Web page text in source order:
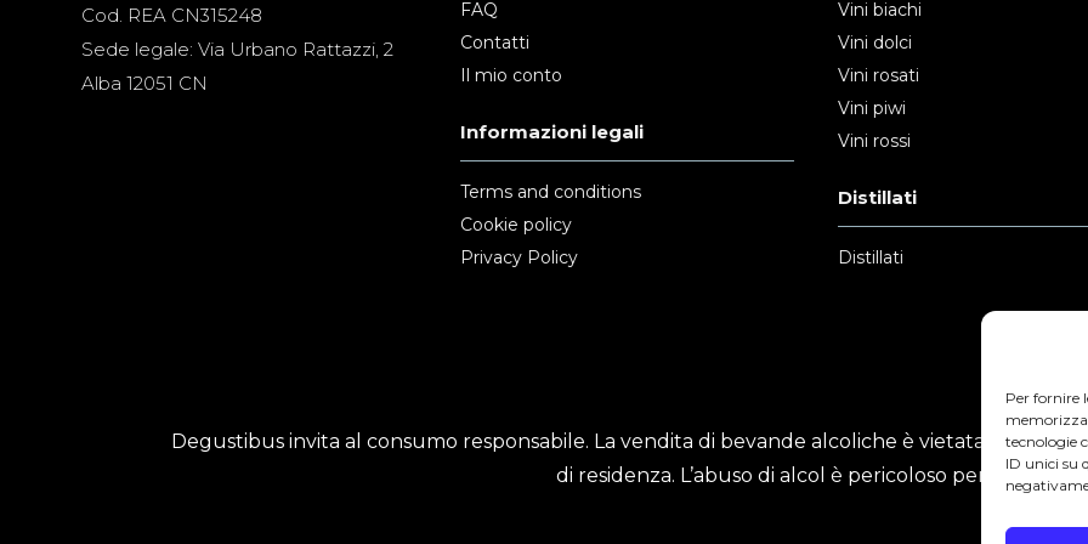
Per fornire
tecnologie
ID unici su
Cod. REA CN315248
Sede legale: Via Urbano Rattazzi, 2
Alba 12051 CN
FAQ
Contatti
Il mio conto
Informazioni legali
Terms and conditions
Cookie policy
Privacy Policy
Vini biachi
Vini dolci
Vini rosati
Vini piwi
Vini rossi
Distillati
Distillati
Degustibus invita al consumo responsabile. La vendita di bevande alcoliche è vietata ai minori
di residenza. L’abuso di alcol è pericoloso per la salute.